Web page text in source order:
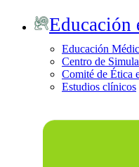
Educación
Educación
Centro de
Comité de Ética
Estudios clínicos